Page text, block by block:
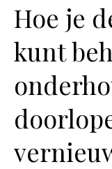
Hoe je
kunt